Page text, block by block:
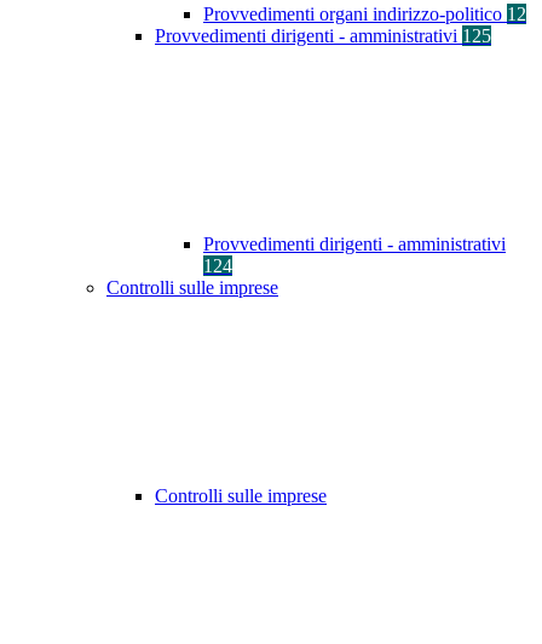
Provvedimenti organi indirizzo-politico 12
Provvedimenti dirigenti - amministrativi 125
Provvedimenti dirigenti - amministrativi
124
Controlli sulle imprese
Controlli sulle imprese